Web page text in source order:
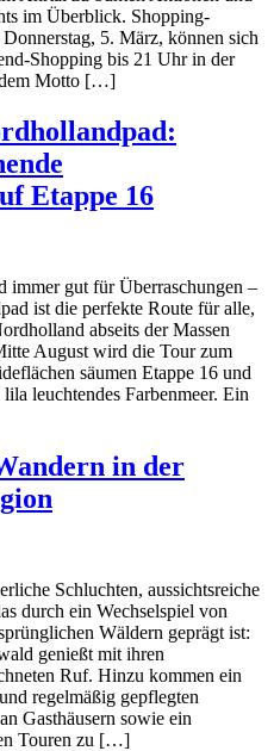
im Überblick. Shopping-
5. März, können sich
Shopping bis 21 Uhr in der
dem Motto […]
Etappe 16
immer gut für Überraschungen –
ist die perfekte Route für alle,
abseits der Massen
August wird die Tour zum
säumen Etappe 16 und
leuchtendes Farbenmeer. Ein
in der
Schluchten, aussichtsreiche
durch ein Wechselspiel von
Wäldern geprägt ist:
genießt mit ihren
Ruf. Hinzu kommen ein
regelmäßig gepflegten
Gasthäusern sowie ein
Touren zu […]